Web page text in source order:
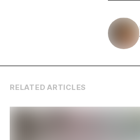
RELATED ARTICLES